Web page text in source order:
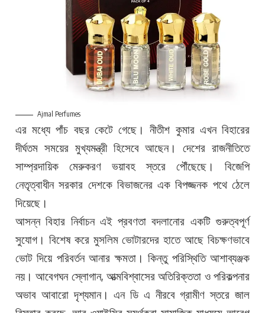
Ajmal Perfumes
এর মধ্যে পাঁচ বছর কেটে গেছে। নীতীশ কুমার এখন বিহারের
দীর্ঘতম সময়ের মুখ্যমন্ত্রী হিসেবে আছেন। দেশের রাজনীতিতে
সাম্প্রদায়িক মেরুকরণ ভয়াবহ স্তরে পৌঁছেছে। বিজেপি
নেতৃত্বাধীন সরকার দেশকে বিভাজনের এক বিপজ্জনক পথে ঠেলে
দিয়েছে।
আসন্ন বিহার নির্বাচন এই প্রবণতা বদলানোর একটি গুরুত্বপূর্ণ
সুযোগ। বিশেষ করে মুসলিম ভোটারদের হাতে আছে বিচক্ষণভাবে
ভোট দিয়ে পরিবর্তন আনার ক্ষমতা। কিন্তু পরিস্থিতি আশাব্যঞ্জক
নয়। আবেগঘন স্লোগান, আত্মবিশ্বাসের অতিরিক্ততা ও পরিকল্পনার
অভাব আবারো দৃশ্যমান। এন ডি এ নীরবে গ্রামীণ স্তরে জাল